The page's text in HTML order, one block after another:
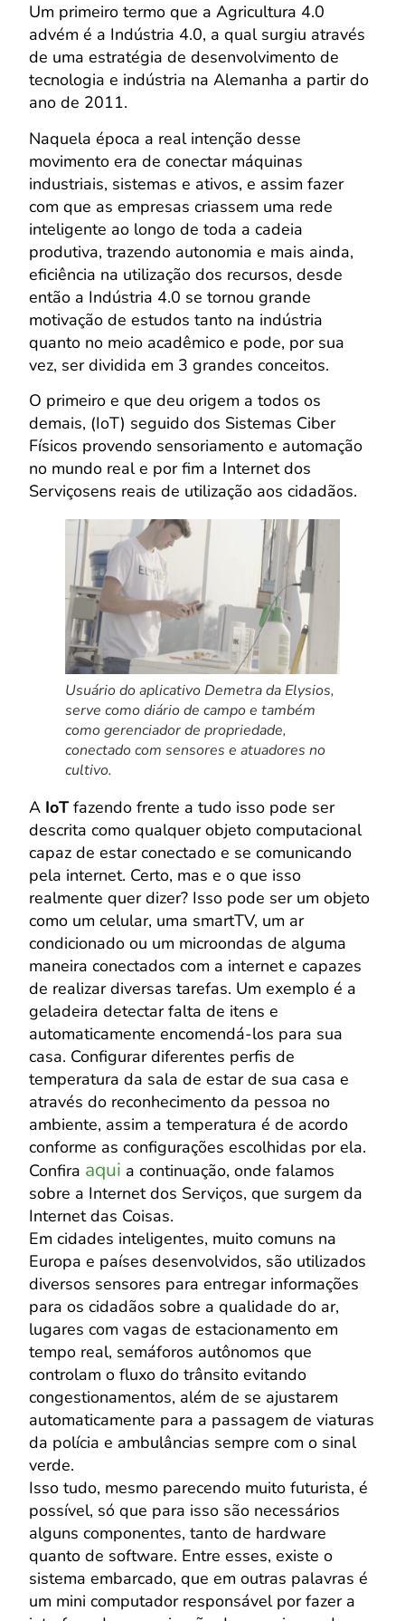
Um primeiro termo que a Agricultura 4.0
advém é a Indústria 4.0, a qual surgiu através
de uma estratégia de desenvolvimento de
tecnologia e indústria na Alemanha a partir do
ano de 2011.
Naquela época a real intenção desse
movimento era de conectar máquinas
industriais, sistemas e ativos, e assim fazer
com que as empresas criassem uma rede
inteligente ao longo de toda a cadeia
produtiva, trazendo autonomia e mais ainda,
eficiência na utilização dos recursos, desde
então a Indústria 4.0 se tornou grande
motivação de estudos tanto na indústria
quanto no meio acadêmico e pode, por sua
vez, ser dividida em 3 grandes conceitos.
O primeiro e que deu origem a todos os
demais, (IoT) seguido dos Sistemas Ciber
Físicos provendo sensoriamento e automação
no mundo real e por fim a Internet dos
Serviçosens reais de utilização aos cidadãos.
Usuário do aplicativo Demetra da Elysios,
serve como diário de campo e também
como gerenciador de propriedade,
conectado com sensores e atuadores no
cultivo.
A IoTfazendo frente a tudo isso pode ser
descrita como qualquer objeto computacional
capaz de estar conectado e se comunicando
pela internet. Certo, mas e o que isso
realmente quer dizer? Isso pode ser um objeto
como um celular, uma smartTV, um ar
condicionado ou um microondas de alguma
maneira conectados com a internet e capazes
de realizar diversas tarefas. Um exemplo é a
geladeira detectar falta de itens e
automaticamente encomendá-los para sua
casa. Configurar diferentes perfis de
temperatura da sala de estar de sua casa e
através do reconhecimento da pessoa no
ambiente, assim a temperatura é de acordo
conforme as configurações escolhidas por ela.
Confira aqui a continuação, onde falamos
sobre a Internet dos Serviços, que surgem da
Internet das Coisas.
Em cidades inteligentes, muito comuns na
Europa e países desenvolvidos, são utilizados
diversos sensores para entregar informações
para os cidadãos sobre a qualidade do ar,
lugares com vagas de estacionamento em
tempo real, semáforos autônomos que
controlam o fluxo do trânsito evitando
congestionamentos, além de se ajustarem
automaticamente para a passagem de viaturas
da polícia e ambulâncias sempre com o sinal
verde.
Isso tudo, mesmo parecendo muito futurista, é
possível, só que para isso são necessários
alguns componentes, tanto de hardware
quanto de software. Entre esses, existe o
sistema embarcado, que em outras palavras é
um mini computador responsável por fazer a